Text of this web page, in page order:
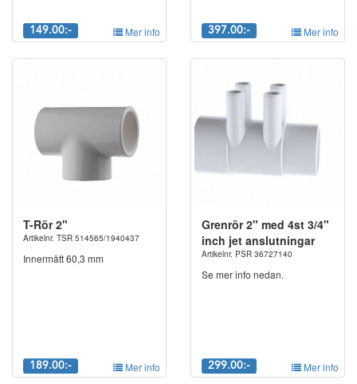
149.00:- Mer info 397.00:- Mer info
T-Rör 2"
Artikelnr. TSR 514565/1940437
Innermått 60,3 mm
189.00:- Mer info
Grenrör 2" med 4st 3/4"
inch jet anslutningar
Artikelnr. PSR 36727140
Se mer info nedan.
299.00:- Mer info